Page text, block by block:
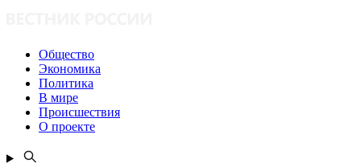
Общество
Экономика
Политика
В мире
Происшествия
О проекте